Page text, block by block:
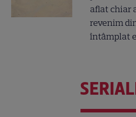
aflat chiar
revenim
întâmplat